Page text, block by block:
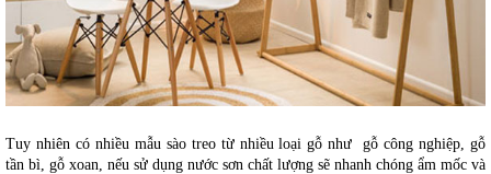
Tuy nhiên có nhiều mẫu sào treo từ nhiều loại gỗ như  gỗ công nghiệp, gỗ
tần bì, gỗ xoan, nếu sử dụng nước sơn chất lượng sẽ nhanh chóng ẩm mốc và